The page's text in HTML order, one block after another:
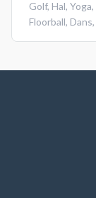
Golf, Hal, Yoga,
Floorball, Dans,